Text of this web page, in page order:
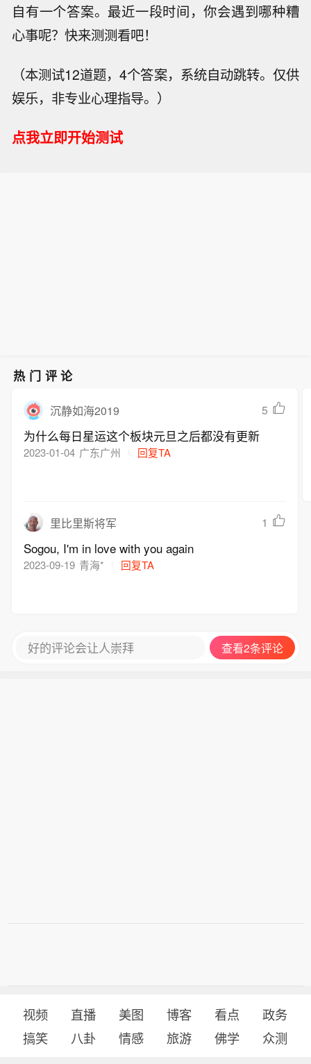
自有一个答案。最近一段时间，你会遇到哪种糟
心事呢？快来测测看吧！
（本测试12道题，4个答案，系统自动跳转。仅供
娱乐，非专业心理指导。）
点我立即开始测试
热门评论
沉静如海2019 5
为什么每日星运这个板块元旦之后都没有更新
2023-01-04 广东广州 回复TA
里比里斯将军 1
Sogou, I'm in love with you again
2023-09-19 青海* 回复TA
好的评论会让人崇拜 查看2条评论
视频 直播 美图 博客 看点
政务
搞笑
八卦 情感 旅游 佛学 众测